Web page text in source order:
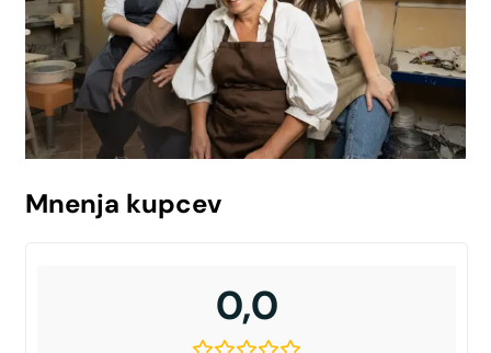
Mnenja kupcev
0,0